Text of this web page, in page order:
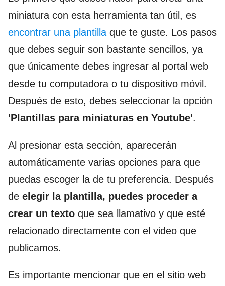
miniatura con esta herramienta tan útil, es
encontrar una plantilla que te guste. Los pasos
que debes seguir son bastante sencillos, ya
que únicamente debes ingresar al portal web
desde tu computadora o tu dispositivo móvil.
Después de esto, debes seleccionar la opción
'Plantillas para miniaturas en Youtube'.
Al presionar esta sección, aparecerán
automáticamente varias opciones para que
puedas escoger la de tu preferencia. Después
de elegir la plantilla, puedes proceder a
crear un texto que sea llamativo y que esté
relacionado directamente con el video que
publicamos.
Es importante mencionar que en el sitio web